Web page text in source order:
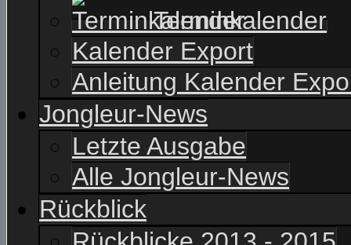
Terminkalender
Kalender Export
Anleitung Kalender
Jongleur-News
Letzte Ausgabe
Alle Jongleur-News
Rückblick